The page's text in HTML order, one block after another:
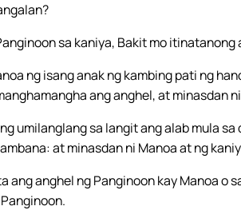
sa kaniya, Bakit mo
ng isang anak ng kambing pati ng
ang anghel, at minasdan
umilanglang sa langit ang alab mula
at minasdan ni Manoa at ng
ang anghel ng Panginoon kay Manoa o